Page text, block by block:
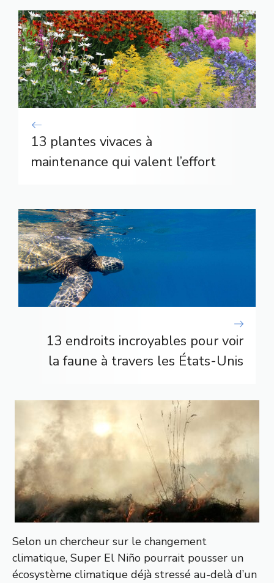
13 plantes vivaces à
maintenance qui valent l’effort
13 endroits incroyables pour voir
la faune à travers les États-Unis
Selon un chercheur sur le changement
climatique, Super El Niño pourrait pousser un
écosystème climatique déjà stressé au-delà d’un